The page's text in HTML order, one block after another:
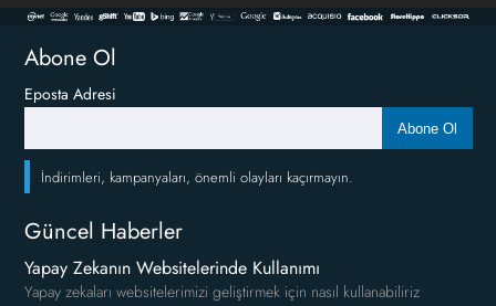
Abone Ol
Eposta Adresi
Abone Ol
İndirimleri, kampanyaları, önemli olayları kaçırmayın.
Güncel Haberler
Yapay Zekanın Websitelerinde Kullanımı
Yapay zekaları websitelerimizi geliştirmek için nasıl kullanabiliriz